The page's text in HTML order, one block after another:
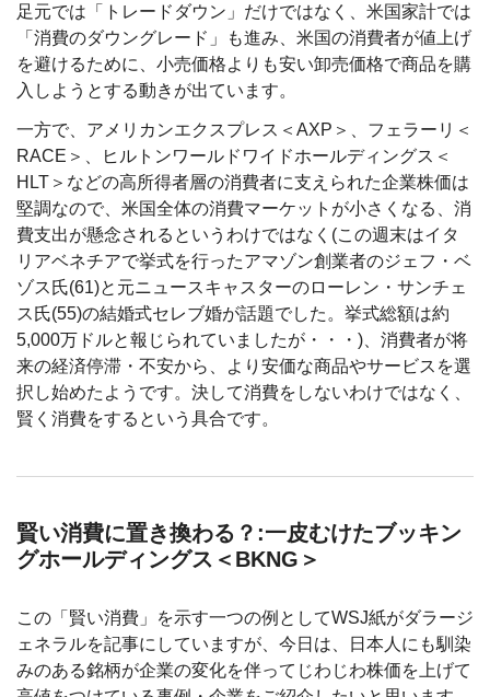
足元では「トレードダウン」だけではなく、米国家計では
「消費のダウングレード」も進み、米国の消費者が値上げ
を避けるために、小売価格よりも安い卸売価格で商品を購
入しようとする動きが出ています。
一方で、アメリカンエクスプレス＜AXP＞、フェラーリ＜
RACE＞、ヒルトンワールドワイドホールディングス＜
HLT＞などの高所得者層の消費者に支えられた企業株価は
堅調なので、米国全体の消費マーケットが小さくなる、消
費支出が懸念されるというわけではなく(この週末はイタ
リアベネチアで挙式を行ったアマゾン創業者のジェフ・ベ
ゾス氏(61)と元ニュースキャスターのローレン・サンチェ
ス氏(55)の結婚式セレブ婚が話題でした。挙式総額は約
5,000万ドルと報じられていましたが・・・)、消費者が将
来の経済停滞・不安から、より安価な商品やサービスを選
択し始めたようです。決して消費をしないわけではなく、
賢く消費をするという具合です。
賢い消費に置き換わる？:一皮むけたブッキン
グホールディングス＜BKNG＞
この「賢い消費」を示す一つの例としてWSJ紙がダラージ
ェネラルを記事にしていますが、今日は、日本人にも馴染
みのある銘柄が企業の変化を伴ってじわじわ株価を上げて